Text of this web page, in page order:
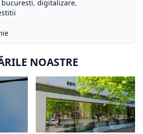
bucuresti, digitalizare,
NOASTRE